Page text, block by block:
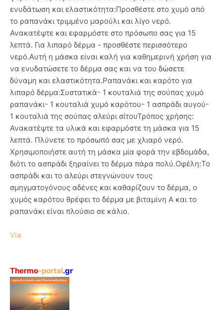
ενυδάτωση και ελαστικότητα:Προσθέστε στο χυμό από
το ραπανάκι τριμμένο μαρούλι και λίγο νερό.
Ανακατέψτε και εφαρμόστε στο πρόσωπο σας για 15
λεπτά. Για λιπαρό δέρμα - προσθέστε περισσότερο
νερό.Αυτή η μάσκα είναι καλή για καθημερινή χρήση για
να ενυδατώσετε το δέρμα σας και να του δώσετε
δύναμη και ελαστικότητα.Ραπανάκι και καρότο για
λιπαρό δέρμα:Συστατικά- 1 κουταλιά της σούπας χυμό
ραπανάκι- 1 κουταλιά χυμό καρότου- 1 ασπράδι αυγού-
1 κουταλιά της σούπας αλεύρι σίτουΤρόπος χρήσης:
Ανακατέψτε τα υλικά και εφαρμόστε τη μάσκα για 15
λεπτά. Πλύνετε το πρόσωπό σας με χλιαρό νερό.
Χρησιμοποιήστε αυτή τη μάσκα μία φορά την εβδομάδα,
διότι το ασπράδι ξηραίνει το δέρμα πάρα πολύ.Οφέλη:Το
ασπράδι και το αλεύρι στεγνώνουν τους
σμηγματογόνους αδένες και καθαρίζουν το δέρμα, ο
χυμός καρότου θρέφει το δέρμα με βιταμίνη Α και το
ραπανάκι είναι πλούσιο σε κάλιο.
Via
Thermo-portal.gr